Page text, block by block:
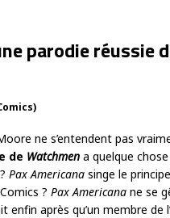
parodie réussie
ne s’entendent pas
de Watchmen a quelque
Pax Americana singe le
? Pax Americana ne se
enfin après qu’un membre de